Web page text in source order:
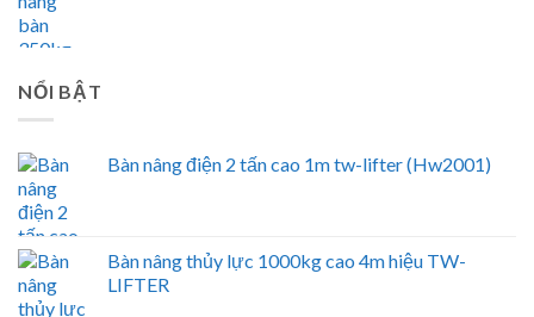
NỔI BẬT
Bàn nâng điện 2 tấn cao 1m tw-lifter (Hw2001)
Bàn nâng thủy lực 1000kg cao 4m hiệu TW-
LIFTER